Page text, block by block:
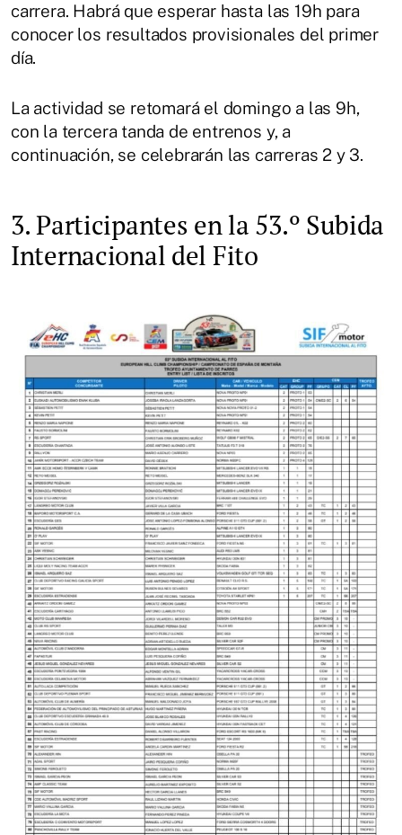
carrera. Habrá que esperar hasta las 19h para
conocer los resultados provisionales del primer
día.
La actividad se retomará el domingo a las 9h,
con la tercera tanda de entrenos y, a
continuación, se celebrarán las carreras 2 y 3.
3. Participantes en la 53.º Subida
Internacional del Fito